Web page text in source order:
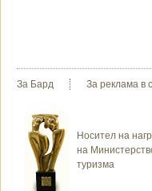
За Бард За реклама в
Носител на
на
туризма